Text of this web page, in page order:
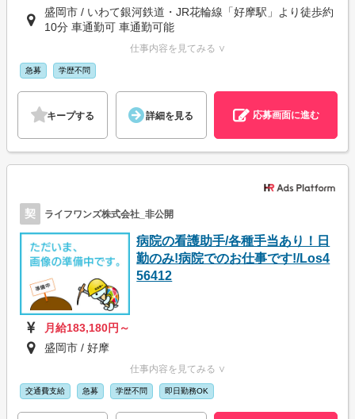
盛岡市 / いわて銀河鉄道・JR花輪線「好摩駅」より徒歩約
10分 車通勤可 車通勤可能
仕事内容を見てみる ∨
急募 学歴不問
キープする 詳細を見る 応募画面に進む
契 ライフワンズ株式会社_非公開
病院の看護助手/各種手当あり！日
勤のみ!病院でのお仕事です!/Los4
56412
月給183,180円～
盛岡市 / 好摩
仕事内容を見てみる ∨
交通費支給 急募 学歴不問 即日勤務OK